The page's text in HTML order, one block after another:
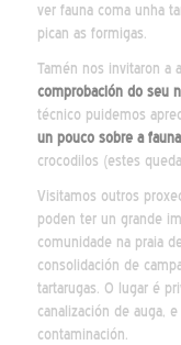
ver fauna coma unha
pican as formigas.
Tamén nos invitaron a
comprobación do seu
técnico puidemos
un pouco sobre a
crocodilos (estes
Visitamos outros
poden ter un grande
comunidade na praia
consolidación de
tartarugas. O lugar é
canalización de auga,
contaminación.